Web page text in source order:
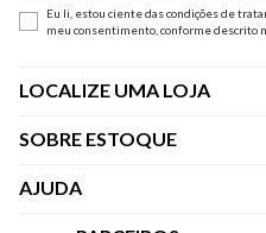
Eu li, estou ciente das condições de
meu consentimento, conforme descrito
LOCALIZE UMA LOJA
SOBRE ESTOQUE
Quem Somos
AJUDA